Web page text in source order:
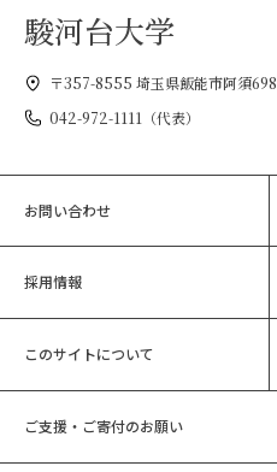
駿河台大学
〒357-8555 埼玉県飯能市阿須698
042-972-1111（代表）
お問い合わせ
採用情報
このサイトについて
ご支援・ご寄付のお願い